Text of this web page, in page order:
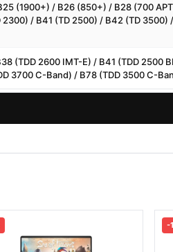
(1900+) / B26 (850+) / B28 (700
/ B41 (TD 2500) / B42 (TD
(TDD 2600 IMT-E) / B41 (TDD 2500
3700 C-Band) / B78 (TDD 3500 C-
-